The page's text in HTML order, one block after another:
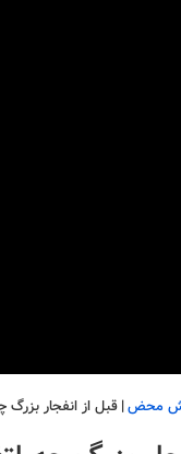
محض| قبل از انفجار بزرگ